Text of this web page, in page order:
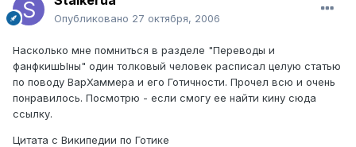
Опубликовано 27 октября, 2006
Насколько мне помниться в разделе "Переводы и
фанфкишЫны" один толковый человек расписал целую статью
по поводу ВарХаммера и его Готичности. Прочел всю и очень
понравилось. Посмотрю - если смогу ее найти кину сюда
ссылку.
Цитата с Википедии по Готике